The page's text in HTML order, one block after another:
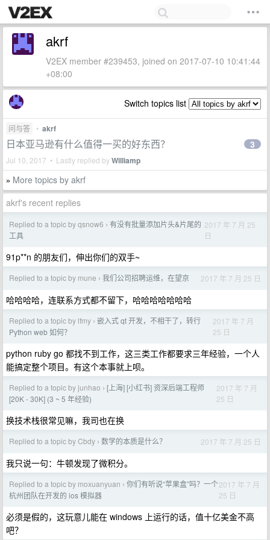
akrf
V2EX member #239453, joined on 2017-07-10 10:41:44
+08:00
Switch topics list
问与答 • akrf
日本亚马逊有什么值得一买的好东西？
Jul 10, 2017 • Lastly replied byWilliamp
3
» More topics by akrf
akrf's recent replies
Replied to a topic by qsnow6 › 有没有批量添加片头&片尾的
工具
2017 年 7 月 25
日
91p**n 的朋友们，伸出你们的双手~
Replied to a topic by mune › 我们公司招聘运维，在望京 2017 年 7 月 25 日
哈哈哈哈，连联系方式都不留下，哈哈哈哈哈哈哈
Replied to a topic by lfmy › 嵌入式 qt 开发，不相干了，转行
Python web 如何？
2017 年 7 月
25 日
python ruby go 都找不到工作，这三类工作都要求三年经验，一个人
能搞定整个项目。有这个本事就上呗。
Replied to a topic by junhao › [上海] [小红书] 资深后端工程师
[20K - 30K] (3 ~ 5 年经验)
2017 年 7 月
25 日
换技术栈很常见嘛，我司也在换
Replied to a topic by Cbdy › 数学的本质是什么？ 2017 年 7 月 25 日
我只说一句：牛顿发现了微积分。
Replied to a topic by moxuanyuan › 你们有听说“苹果盒”吗？一个
杭州团队在开发的 ios 模拟器
2017 年 7 月
25 日
必须是假的，这玩意儿能在 windows 上运行的话，值十亿美金不高
吧？